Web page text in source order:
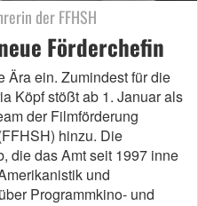
der FFHSH
Förderchefin
Ära ein. Zumindest für die
Köpf stößt ab 1. Januar als
der Filmförderung
hinzu. Die
die das Amt seit 1997 inne
und
Programmkino- und